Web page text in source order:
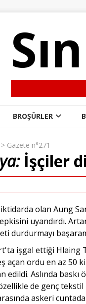
BROŞÜRLER
> Gazete n°271
İşçiler
olan Aung
uyandırdı.
durdurmayı
işgal ettiği Hlaing
açan ordu en az 50
edildi. Aslında
de genç
askeri